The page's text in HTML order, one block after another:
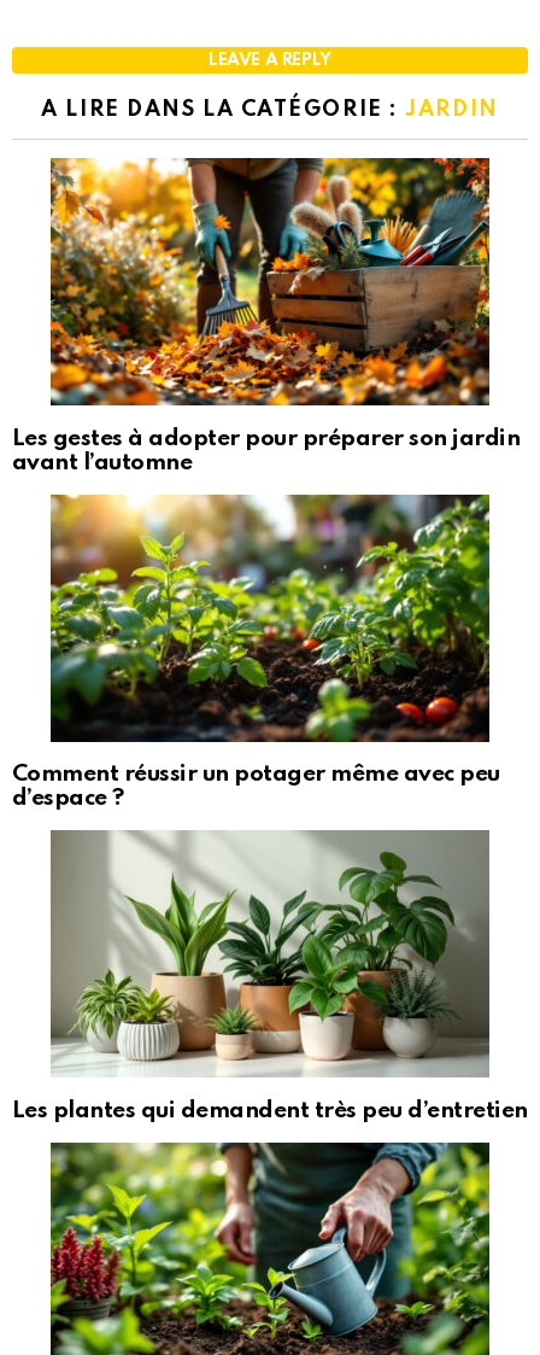
LEAVE A REPLY
A LIRE DANS LA CATÉGORIE :JARDIN
Les gestes à adopter pour préparer son jardin
avant l’automne
Comment réussir un potager même avec peu
d’espace ?
Les plantes qui demandent très peu d’entretien